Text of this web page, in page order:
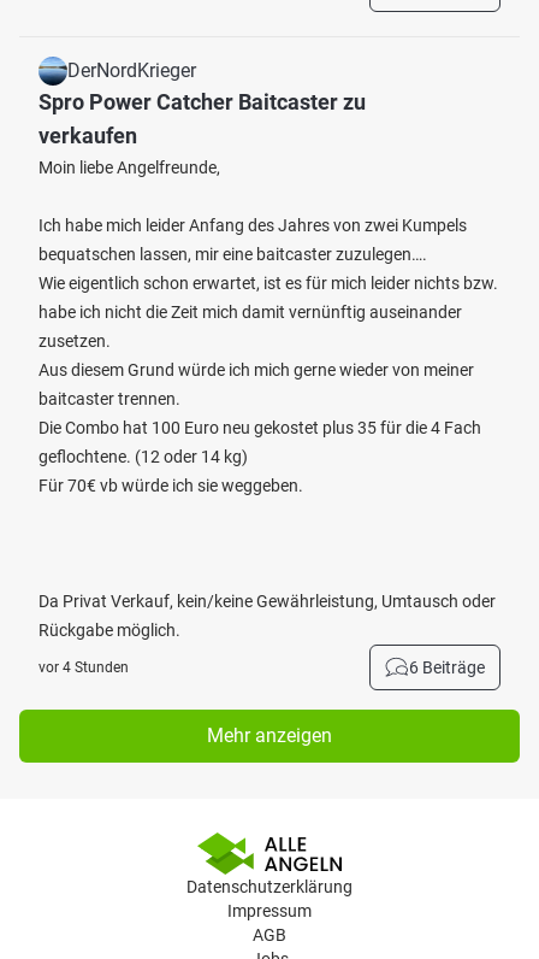
DerNordKrieger
Spro Power Catcher Baitcaster zu
verkaufen
Moin liebe Angelfreunde,
Ich habe mich leider Anfang des Jahres von zwei Kumpels
bequatschen lassen, mir eine baitcaster zuzulegen….
Wie eigentlich schon erwartet, ist es für mich leider nichts bzw.
habe ich nicht die Zeit mich damit vernünftig auseinander
zusetzen.
Aus diesem Grund würde ich mich gerne wieder von meiner
baitcaster trennen.
Die Combo hat 100 Euro neu gekostet plus 35 für die 4 Fach
geflochtene. (12 oder 14 kg)
Für 70€ vb würde ich sie weggeben.
Da Privat Verkauf, kein/keine Gewährleistung, Umtausch oder
Rückgabe möglich.
vor 4 Stunden 6 Beiträge
Mehr anzeigen
Datenschutzerklärung
Impressum
AGB